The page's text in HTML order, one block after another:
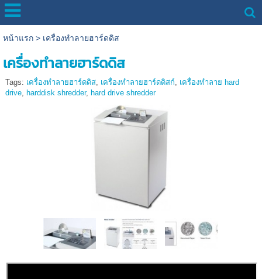
หน้าแรก> เครื่องทำลายฮาร์ดดิส
เครื่องทำลายฮาร์ดดิส
Tags: เครื่องทำลายฮาร์ดดิส, เครื่องทำลายฮาร์ดดิสก์, เครื่องทำลาย hard
drive, harddisk shredder, hard drive shredder